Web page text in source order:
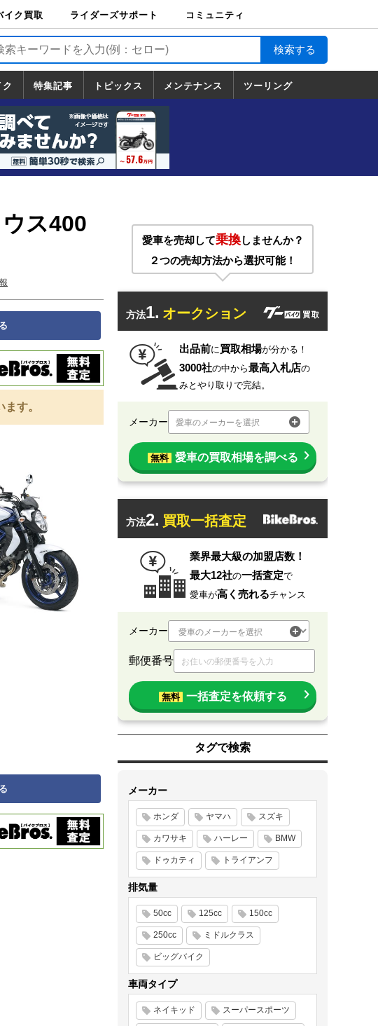
イク買取
イク買取
ライダーズサポート
ライダーズサポート
TOP
バイク輸送
バイクガレージライ
フ
バイク車両保険
ロードサービス
バイク試乗
コミュニティ
ク
特集記事 トピックス
トピックス
一覧
ホンダ
ヤマハ
スズキ
カワサキ
ハーレーダ
ビッドソン
BMW
ドゥカティ
トライアン
フ
メンテナンス ツーリング
ス400
す。
愛車を売却して乗換しませんか？
２つの売却方法から選択可能！
方法1. オークション
出品前に買取相場が分かる！
3000社の中から最高入札店の
みとやり取りで完結。
メーカー 愛車のメーカーを選択
無料 愛車の買取相場を調べる
方法2. 買取一括査定
業界最大級の加盟店数！
最大12社の一括査定で
愛車が高く売れるチャンス
メーカー
郵便番号
無料 一括査定を依頼する
タグで検索
メーカー
ホンダ ヤマハ スズキ
カワサキ ハーレー BMW
ドゥカティ トライアンフ
排気量
50cc 125cc 150cc
250cc ミドルクラス
ビッグバイク
車両タイプ
ネイキッド スーパースポーツ